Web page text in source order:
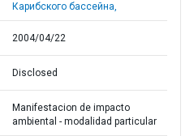
Карибского бассейна,
2004/04/22
Disclosed
Manifestacion de impacto
ambiental - modalidad particular